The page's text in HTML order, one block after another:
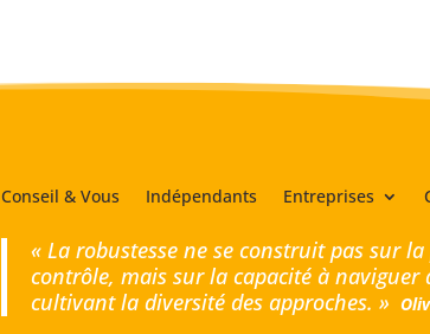
Conseil & Vous Indépendants Entreprises
« La robustesse ne se construit pas sur
contrôle, mais sur la capacité à naviguer
cultivant la diversité des approches. »